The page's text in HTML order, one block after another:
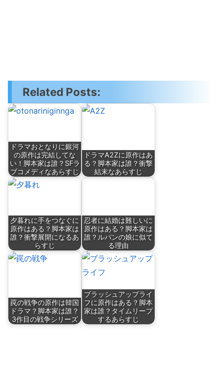
Related Posts:
ドラマおとなりに銀河
の原作は完結してな
い！脚本家は誰？SFラ
ブコメディなあらすじ
ドラマA2Zに原作はあ
る？脚本家は誰？衝撃
結末なあらすじ
夕暮れに手をつなぐに
原作はある？脚本家は
誰？衝撃展開になるあ
らすじ
忍者に結婚は難しいに
原作はある？脚本家は
誰？ルパンの娘に似て
る理由
罠の戦争の原作は韓国
ドラマ？脚本家は誰？
3作目の戦争シリーズ
ブラッシュアップライ
フに原作はある？脚本
家は誰？タイムリープ
するあらすじ